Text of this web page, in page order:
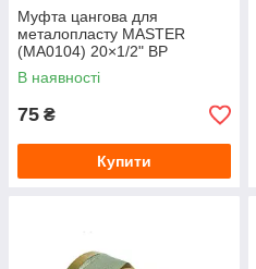
Муфта цангова для
металопласту MASTER
(MA0104) 20×1/2" ВР
В наявності
75 ₴
Купити